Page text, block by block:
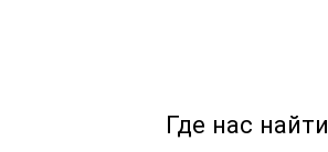
Где нас найти